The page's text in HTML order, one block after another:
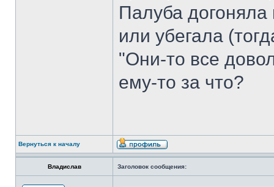
Палуба
или убегала
"Они-то все
ему-то за что?
Вернуться к началу
Владислав Заголовок сообщения: